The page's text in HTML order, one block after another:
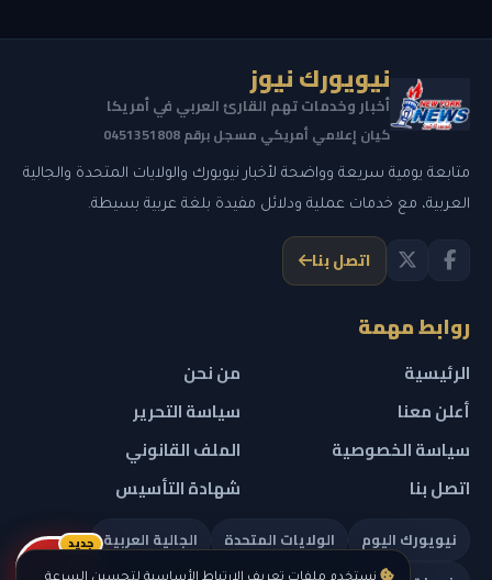
نيويورك نيوز
أخبار وخدمات تهم القارئ العربي في أمريكا
كيان إعلامي أمريكي مسجل برقم 0451351808
متابعة يومية سريعة وواضحة لأخبار نيويورك والولايات المتحدة والجالية
العربية، مع خدمات عملية ودلائل مفيدة بلغة عربية بسيطة.
اتصل بنا
روابط مهمة
الرئيسية
من نحن
أعلن معنا
سياسة التحرير
سياسة الخصوصية
الملف القانوني
اتصل بنا
شهادة التأسيس
نيويورك اليوم الولايات المتحدة
الجالية العربية
ريلز
جديد